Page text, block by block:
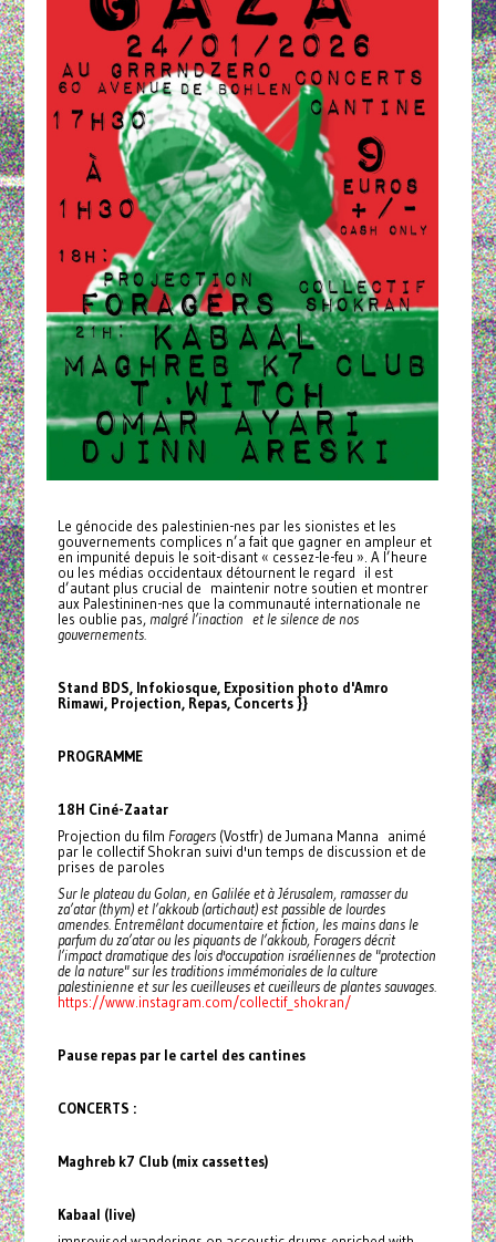
Le génocide des palestinien-nes par les sionistes et les
gouvernements complices n’a fait que gagner en ampleur et
en impunité depuis le soit-disant « cessez-le-feu ». A l’heure
ou les médias occidentaux détournent le regard il est
d’autant plus crucial de maintenir notre soutien et montrer
aux Palestininen-nes que la communauté internationale ne
les oublie pas, malgré l’inaction et le silence de nos
gouvernements.
Stand BDS, Infokiosque, Exposition photo d'Amro
Rimawi, Projection, Repas, Concerts }}
PROGRAMME
18H Ciné-Zaatar
Projection du film Foragers(Vostfr) de Jumana Manna animé
par le collectif Shokran suivi d'un temps de discussion et de
prises de paroles
Sur le plateau du Golan, en Galilée et à Jérusalem, ramasser du
za’atar (thym) et l’akkoub (artichaut) est passible de lourdes
amendes. Entremêlant documentaire et fiction, les mains dans le
parfum du za’atar ou les piquants de l’akkoub, Foragers décrit
l’impact dramatique des lois d'occupation israéliennes de "protection
de la nature" sur les traditions immémoriales de la culture
palestinienne et sur les cueilleuses et cueilleurs de plantes sauvages.
https://www.instagram.com/collectif_shokran/
Pause repas par le cartel des cantines
CONCERTS :
Maghreb k7 Club (mix cassettes)
Kabaal (live)